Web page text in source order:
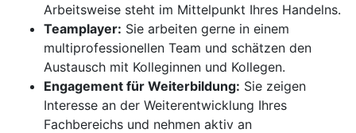
Arbeitsweise steht im Mittelpunkt Ihres Handelns.
Teamplayer: Sie arbeiten gerne in einem
multiprofessionellen Team und schätzen den
Austausch mit Kolleginnen und Kollegen.
Engagement für Weiterbildung: Sie zeigen
Interesse an der Weiterentwicklung Ihres
Fachbereichs und nehmen aktiv an